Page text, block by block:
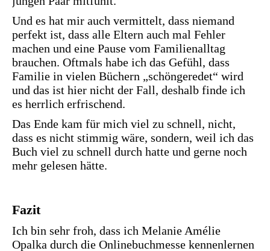
Und es hat mir auch vermittelt, dass niemand
perfekt ist, dass alle Eltern auch mal Fehler
machen und eine Pause vom Familienalltag
brauchen. Oftmals habe ich das Gefühl, dass
Familie in vielen Büchern „schöngeredet“ wird
und das ist hier nicht der Fall, deshalb finde ich
es herrlich erfrischend.
Das Ende kam für mich viel zu schnell, nicht,
dass es nicht stimmig wäre, sondern, weil ich das
Buch viel zu schnell durch hatte und gerne noch
mehr gelesen hätte.
Fazit
Ich bin sehr froh, dass ich Melanie Amélie
Opalka durch die Onlinebuchmesse kennenlernen